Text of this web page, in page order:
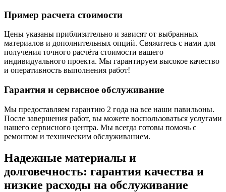
Пример расчета стоимости
Цены указаны приблизительно и зависят от выбранных
материалов и дополнительных опций. Свяжитесь с нами для
получения точного расчёта стоимости вашего
индивидуального проекта. Мы гарантируем высокое качество
и оперативность выполнения работ!
Гарантия и сервисное обслуживание
Мы предоставляем гарантию 2 года на все наши павильоны.
После завершения работ, вы можете воспользоваться услугами
нашего сервисного центра. Мы всегда готовы помочь с
ремонтом и техническим обслуживанием.
Надежные материалы и
долговечность: гарантия качества и
низкие расходы на обслуживание